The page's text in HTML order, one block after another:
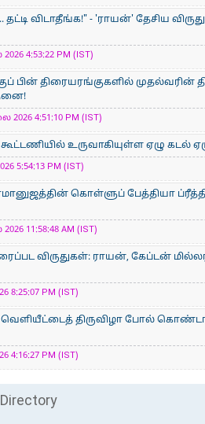
விடாதீங்க!" - 'ராயன்' தேசிய
4:53:22 PM (IST)
பின் திரையரங்குகளில் முதல்வரின்
4:51:10 PM (IST)
கூட்டணியில் உருவாகியுள்ள ஏழு கடல்
5:54:13 PM (IST)
கொள்ளுப் பேத்தியா
11:58:48 AM (IST)
விருதுகள்: ராயன், கேப்டன்
PM (IST)
திருவிழா போல்
PM (IST)